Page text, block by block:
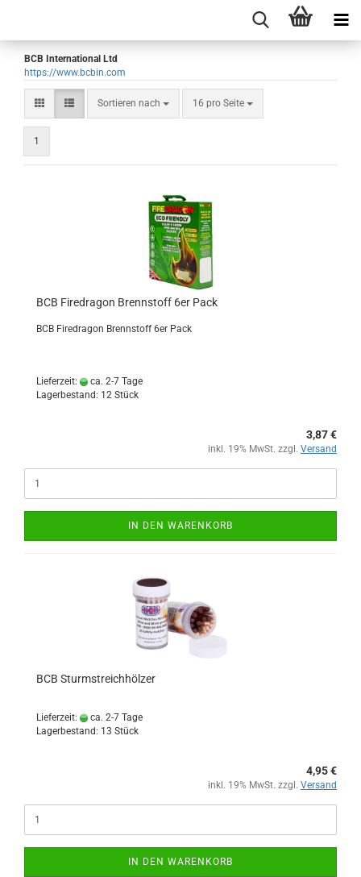
BCB International Ltd
https://www.bcbin.com
Sortieren nach
Sortieren nach 16 pro Seite
pro Seite
1
BCB Firedragon Brennstoff 6er Pack
BCB Firedragon Brennstoff 6er Pack
Lieferzeit:
ca. 2-7 Tage
Lagerbestand: 12 Stück
3,87 €
inkl. 19% MwSt. zzgl. Versand
IN DEN WARENKORB
BCB Sturmstreichhölzer
Lieferzeit:
ca. 2-7 Tage
Lagerbestand: 13 Stück
4,95 €
inkl. 19% MwSt. zzgl. Versand
IN DEN WARENKORB